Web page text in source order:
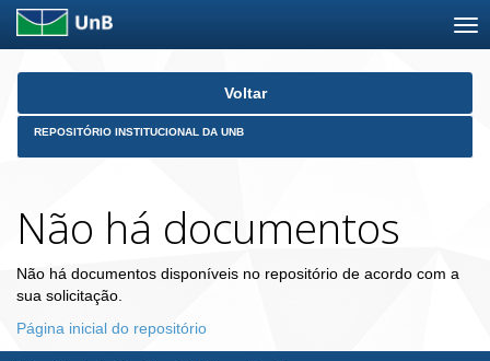
Skip
Voltar
REPOSITÓRIO INSTITUCIONAL DA UNB
Não há documentos
Não há documentos disponíveis no repositório de acordo com a
sua solicitação.
Página inicial do repositório